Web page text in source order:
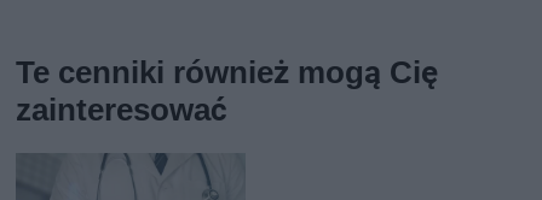
Te cenniki również mogą Cię
zainteresować